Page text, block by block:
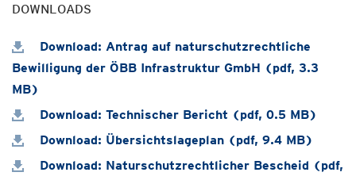
DOWNLOADS
Download: Antrag auf naturschutzrechtliche
Bewilligung der ÖBB Infrastruktur GmbH (pdf, 3.3
MB)
Download: Technischer Bericht (pdf, 0.5 MB)
Download: Übersichtslageplan (pdf, 9.4 MB)
Download: Naturschutzrechtlicher Bescheid (pdf,